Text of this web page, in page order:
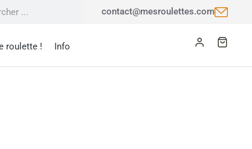
contact@mesroulettes.com
roulette ! Info